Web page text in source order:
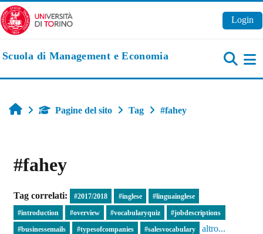
Vai al contenuto principale
Login
Scuola di Management e Economia
HomePagine del sito Tag #fahey
#fahey
Tag correlati: #2017/2018 #inglese
#linguainglese
#introduction
#overview #vocabularyquiz
#jobdescriptions
#businessemails
#typesofcompanies #salesvocabulary
altro...